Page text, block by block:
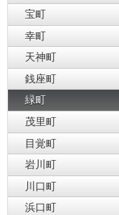
宝町
幸町
天神町
銭座町
緑町
茂里町
目覚町
岩川町
川口町
浜口町